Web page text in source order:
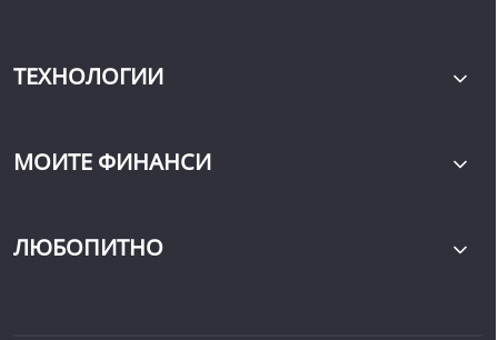
ТЕХНОЛОГИИ
МОИТЕ ФИНАНСИ
ЛЮБОПИТНО